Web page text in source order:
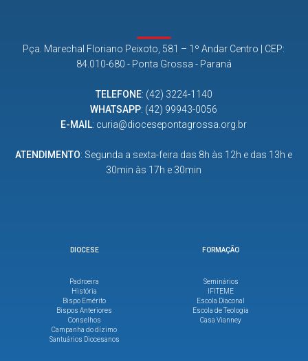
Pça. Marechal Floriano Peixoto, 581 – 1º Andar Centro | CEP:
84.010-680 - Ponta Grossa - Paraná
TELEFONE: (42) 3224-1140
WHATSAPP: (42) 99943-0056
E-MAIL: curia@diocesepontagrossa.org.br
ATENDIMENTO: Segunda a sexta-feira das 8h às 12h e das 13h e
30min às 17h e 30min
DIOCESE
Padroeira
História
Bispo Emérito
Bispos Anteriores
Conselhos
Campanha do dízimo
Santuários Diocesanos
FORMAÇÃO
Seminários
IFITEME
Escola Diaconal
Escola de Teologia
Casa Vianney